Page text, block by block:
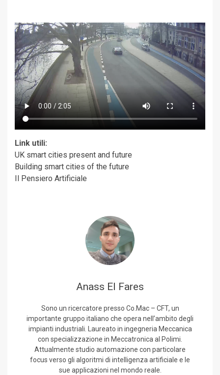
Link utili:
UK smart cities present and future
Building smart cities of the future
Il Pensiero Artificiale
Anass El Fares
Sono un ricercatore presso Co.Mac – CFT, un
importante gruppo italiano che opera nell’ambito degli
impianti industriali. Laureato in ingegneria Meccanica
con specializzazione in Meccatronica al Polimi.
Attualmente studio automazione con particolare
focus verso gli algoritmi di intelligenza artificiale e le
sue applicazioni nel mondo reale.